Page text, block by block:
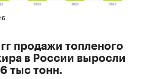
представлена
российских импортеров
продажи топленого
в России выросли
тыс тонн.